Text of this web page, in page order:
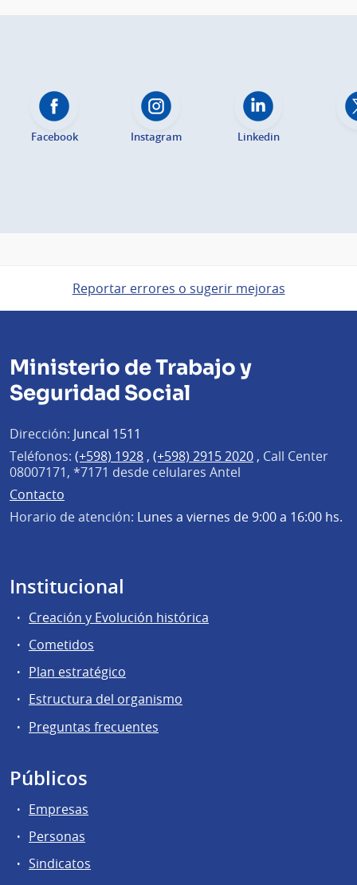
Facebook Instagram Linkedin
Reportar errores o sugerir mejoras
Ministerio de Trabajo y
Seguridad Social
Dirección: Juncal 1511
Teléfonos: (+598) 1928 , (+598) 2915 2020 , Call Center
08007171, *7171 desde celulares Antel
Contacto
Horario de atención: Lunes a viernes de 9:00 a 16:00 hs.
Institucional
Creación y Evolución histórica
Cometidos
Plan estratégico
Estructura del organismo
Preguntas frecuentes
Públicos
Empresas
Personas
Sindicatos